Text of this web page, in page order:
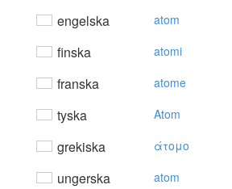
engelska atom
finska atomi
franska atome
tyska Atom
grekiska άτoμo
ungerska atom